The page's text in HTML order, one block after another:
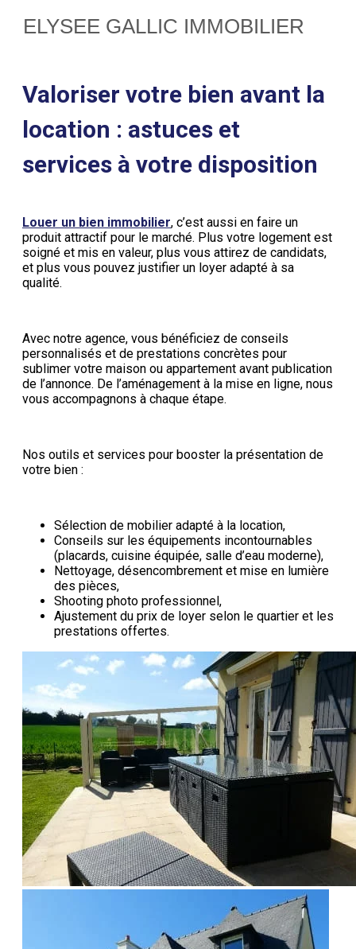
ELYSEE GALLIC IMMOBILIER
Valoriser votre bien avant la
location : astuces et
services à votre disposition
Louer un bien immobilier, c’est aussi en faire un
produit attractif pour le marché. Plus votre logement est
soigné et mis en valeur, plus vous attirez de candidats,
et plus vous pouvez justifier un loyer adapté à sa
qualité.
Avec notre agence, vous bénéficiez de conseils
personnalisés et de prestations concrètes pour
sublimer votre maison ou appartement avant publication
de l’annonce. De l’aménagement à la mise en ligne, nous
vous accompagnons à chaque étape.
Nos outils et services pour booster la présentation de
votre bien :
Sélection de mobilier adapté à la location,
Conseils sur les équipements incontournables
(placards, cuisine équipée, salle d’eau moderne),
Nettoyage, désencombrement et mise en lumière
des pièces,
Shooting photo professionnel,
Ajustement du prix de loyer selon le quartier et les
prestations offertes.